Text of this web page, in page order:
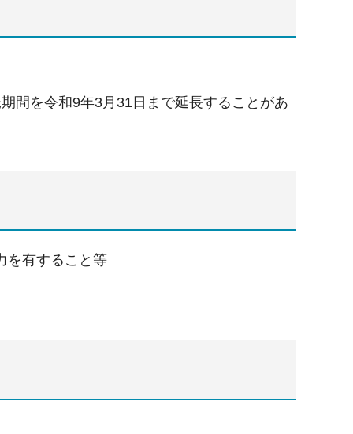
間を令和9年3月31日まで延長することがあ
を有すること等